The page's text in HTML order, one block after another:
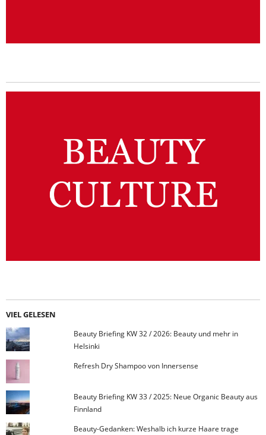
VIEL GELESEN
Beauty Briefing KW 32 / 2026: Beauty und mehr in
Helsinki
Refresh Dry Shampoo von Innersense
Beauty Briefing KW 33 / 2025: Neue Organic Beauty aus
Finnland
Beauty-Gedanken: Weshalb ich kurze Haare trage